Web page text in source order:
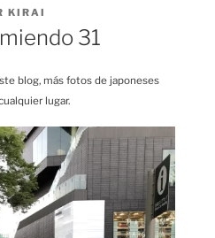
KIRAI
31
blog, más fotos de japoneses
lugar.